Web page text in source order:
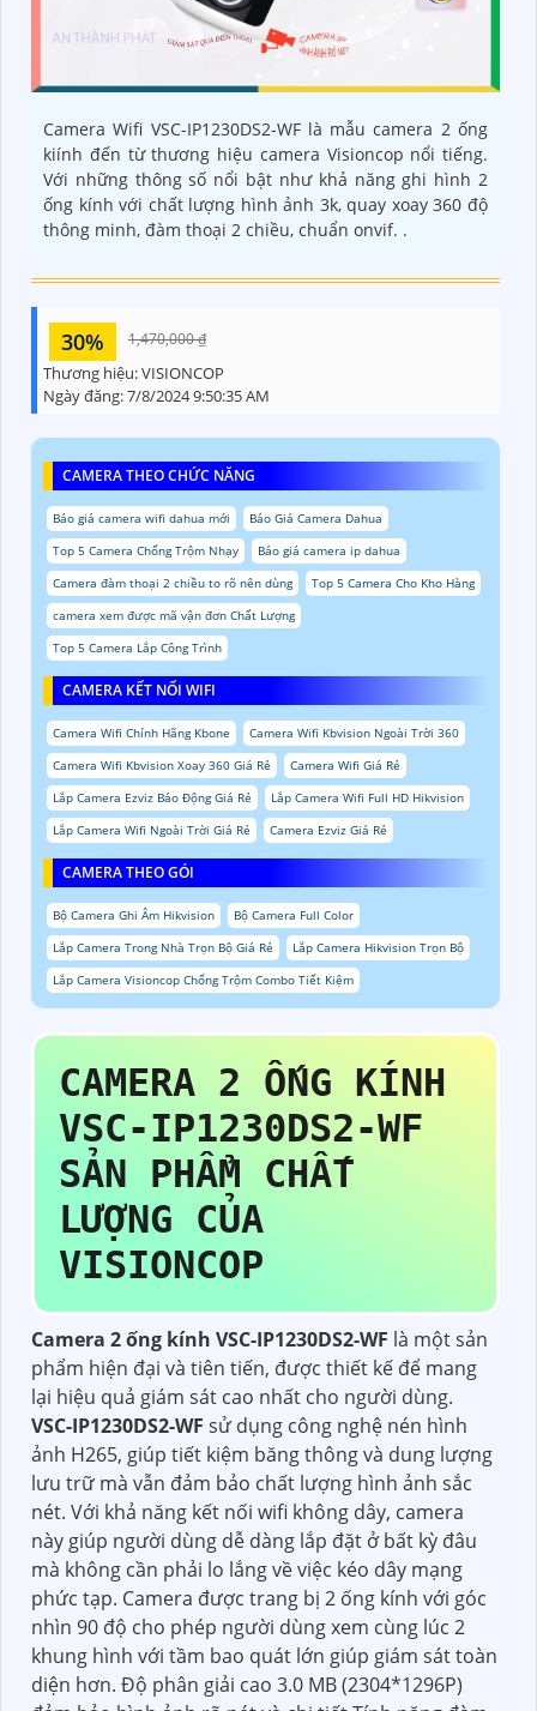
Camera Wifi VSC-IP1230DS2-WF là mẫu camera 2 ống
kiính đến từ thương hiệu camera Visioncop nổi tiếng.
Với những thông số nổi bật như khả năng ghi hình 2
ống kính với chất lượng hình ảnh 3k, quay xoay 360 độ
thông minh, đàm thoại 2 chiều, chuẩn onvif. .
30% 1,470,000 ₫
Thương hiệu:VISIONCOP
Ngày đăng:7/8/2024 9:50:35 AM
CAMERA THEO CHỨC NĂNG
Báo giá camera wifi dahua mới
Báo Giá Camera Dahua
Top 5 Camera Chống Trộm Nhạy
Báo giá camera ip dahua
Camera đàm thoại 2 chiều to rõ nên dùng
Top 5 Camera Cho Kho Hàng
camera xem được mã vận đơn Chất Lượng
Top 5 Camera Lắp Công Trình
CAMERA KẾT NỐI WIFI
Camera Wifi Chính Hãng Kbone
Camera Wifi Kbvision Ngoài Trời 360
Camera Wifi Kbvision Xoay 360 Giá Rẻ
Camera Wifi Giá Rẻ
Lắp Camera Ezviz Báo Động Giá Rẻ
Lắp Camera Wifi Full HD Hikvision
Lắp Camera Wifi Ngoài Trời Giá Rẻ
Camera Ezviz Giá Rẻ
CAMERA THEO GÓI
Bộ Camera Ghi Âm Hikvision
Bộ Camera Full Color
Lắp Camera Trong Nhà Trọn Bộ Giá Rẻ
Lắp Camera Hikvision Trọn Bộ
Lắp Camera Visioncop Chống Trộm Combo Tiết Kiệm
CAMERA 2 ỐNG KÍNH
VSC-IP1230DS2-WF
SẢN PHẨM CHẤT
LƯỢNG CỦA
VISIONCOP
Camera 2 ống kính VSC-IP1230DS2-WF là một sản
phẩm hiện đại và tiên tiến, được thiết kế để mang
lại hiệu quả giám sát cao nhất cho người dùng.
VSC-IP1230DS2-WF sử dụng công nghệ nén hình
ảnh H265, giúp tiết kiệm băng thông và dung lượng
lưu trữ mà vẫn đảm bảo chất lượng hình ảnh sắc
nét. Với khả năng kết nối wifi không dây, camera
này giúp người dùng dễ dàng lắp đặt ở bất kỳ đâu
mà không cần phải lo lắng về việc kéo dây mạng
phức tạp. Camera được trang bị 2 ống kính với góc
nhìn 90 độ cho phép người dùng xem cùng lúc 2
khung hình với tầm bao quát lớn giúp giám sát toàn
diện hơn. Độ phân giải cao 3.0 MB (2304*1296P)